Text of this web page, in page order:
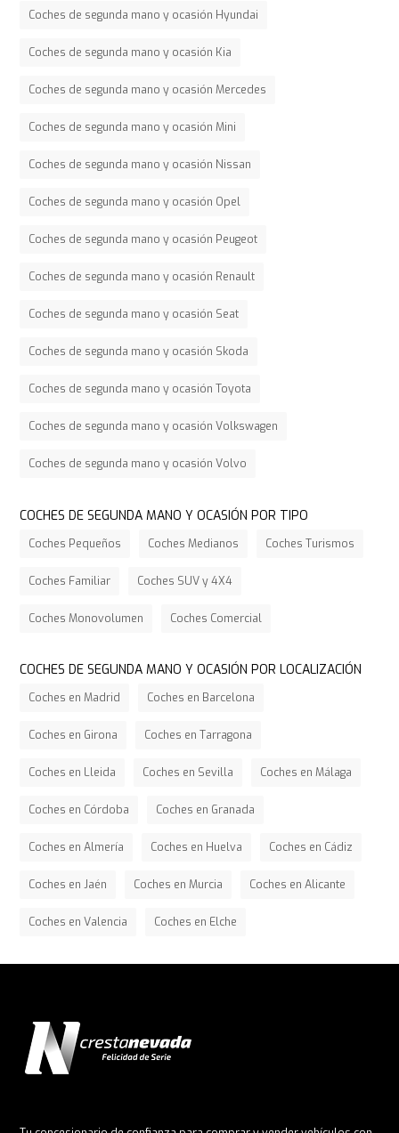
Coches de segunda mano y ocasión Hyundai
Coches de segunda mano y ocasión Kia
Coches de segunda mano y ocasión Mercedes
Coches de segunda mano y ocasión Mini
Coches de segunda mano y ocasión Nissan
Coches de segunda mano y ocasión Opel
Coches de segunda mano y ocasión Peugeot
Coches de segunda mano y ocasión Renault
Coches de segunda mano y ocasión Seat
Coches de segunda mano y ocasión Skoda
Coches de segunda mano y ocasión Toyota
Coches de segunda mano y ocasión Volkswagen
Coches de segunda mano y ocasión Volvo
COCHES DE SEGUNDA MANO Y OCASIÓN POR TIPO
Coches Pequeños Coches Medianos Coches Turismos
Coches Familiar Coches SUV y 4X4
Coches Monovolumen Coches Comercial
COCHES DE SEGUNDA MANO Y OCASIÓN POR LOCALIZACIÓN
Coches en Madrid Coches en Barcelona
Coches en Girona Coches en Tarragona
Coches en Lleida Coches en Sevilla Coches en Málaga
Coches en Córdoba Coches en Granada
Coches en Almería Coches en Huelva Coches en Cádiz
Coches en Jaén Coches en Murcia Coches en Alicante
Coches en Valencia Coches en Elche